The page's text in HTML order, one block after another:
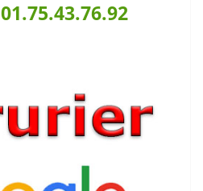
01.75.43.76.92